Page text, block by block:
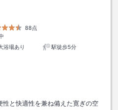
88点
浴場あり
駅徒歩5分
性と快適性を兼ね備えた寛ぎの空